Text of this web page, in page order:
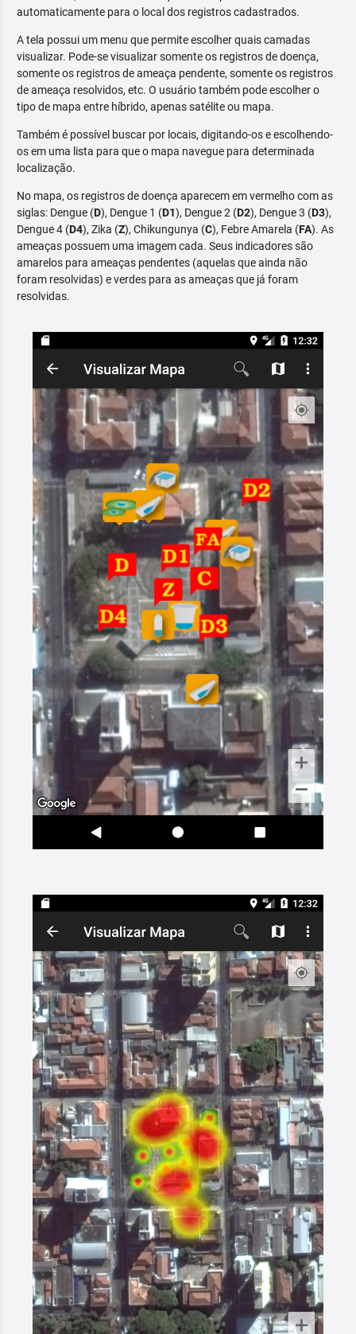
automaticamente para o local dos registros cadastrados.
A tela possui um menu que permite escolher quais camadas
visualizar. Pode-se visualizar somente os registros de doença,
somente os registros de ameaça pendente, somente os registros
de ameaça resolvidos, etc. O usuário também pode escolher o
tipo de mapa entre híbrido, apenas satélite ou mapa.
Também é possível buscar por locais, digitando-os e escolhendo-
os em uma lista para que o mapa navegue para determinada
localização.
No mapa, os registros de doença aparecem em vermelho com as
siglas: Dengue (D), Dengue 1 (D1), Dengue 2 (D2), Dengue 3 (D3),
Dengue 4 (D4), Zika (Z), Chikungunya (C), Febre Amarela (FA). As
ameaças possuem uma imagem cada. Seus indicadores são
amarelos para ameaças pendentes (aquelas que ainda não
foram resolvidas) e verdes para as ameaças que já foram
resolvidas.